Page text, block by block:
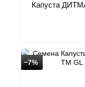
Капуста
−7%